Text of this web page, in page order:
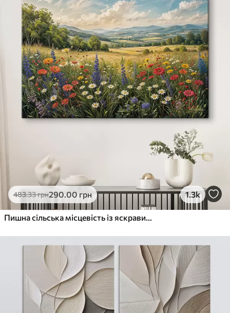
483.33грн290.00 грн 1.3k
Пишна сільська місцевість із яскравим лугом диких квітів, наповненим різнокольоровими квітами під хмарним небом